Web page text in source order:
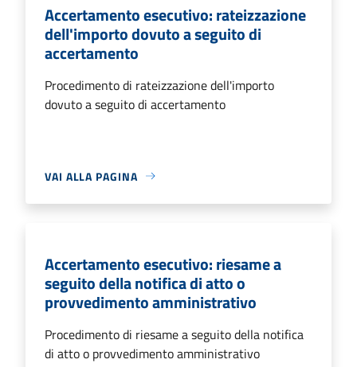
Accertamento esecutivo: rateizzazione
dell'importo dovuto a seguito di
accertamento
Procedimento di rateizzazione dell'importo
dovuto a seguito di accertamento
VAI ALLA PAGINA
Accertamento esecutivo: riesame a
seguito della notifica di atto o
provvedimento amministrativo
Procedimento di riesame a seguito della notifica
di atto o provvedimento amministrativo